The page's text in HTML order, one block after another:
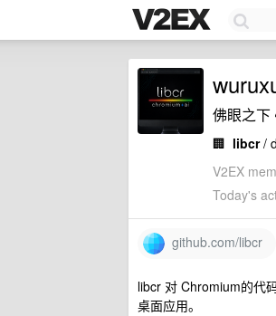
佛眼之
🏢 libcr/
V2EX
Today's
github.com/libcr
libcr 对 Chromium的代
桌面应用。